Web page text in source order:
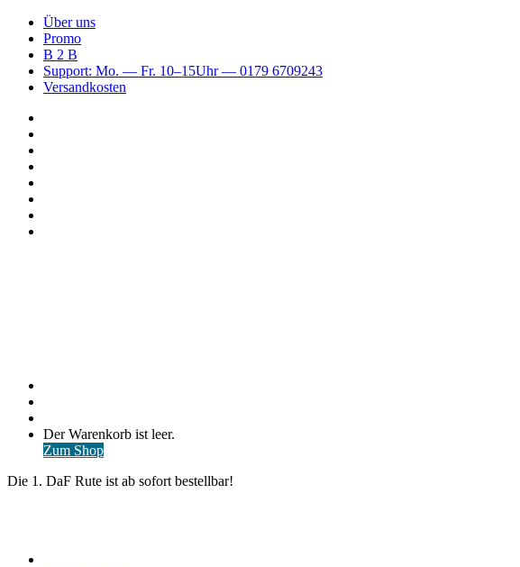
Über uns
Promo
B 2 B
Support: Mo. — Fr. 10–15Uhr — 0179 6709243
Versandkosten
Warenkorb
ansehen
Der Warenkorb ist leer.
Zum Shop
Die 1. DaF Rute ist ab sofort bestellbar!